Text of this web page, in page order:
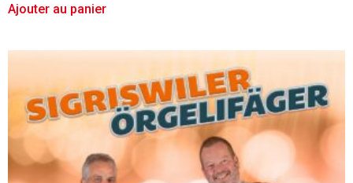
Ajouter au panier